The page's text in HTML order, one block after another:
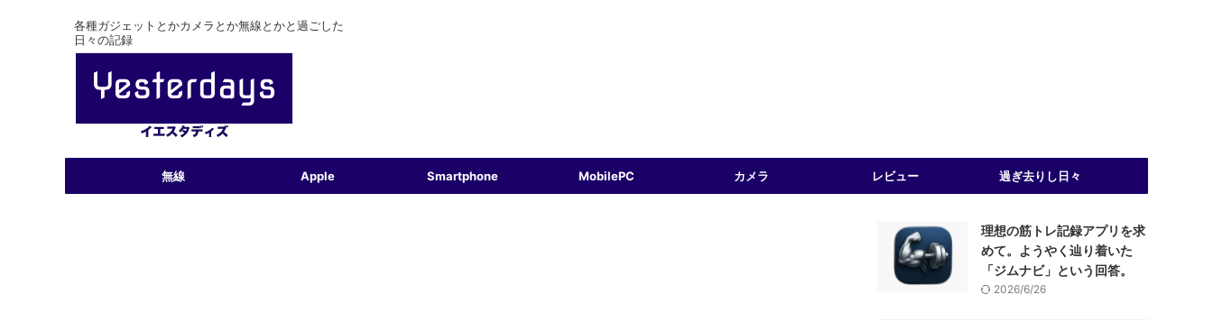
各種ガジェットとかカメラとか無線とかと過ごした
日々の記録
無線 Apple Smartphone MobilePC カメラ レビュー 過ぎ去りし日々
理想の筋トレ記録アプリを求
めて。ようやく辿り着いた
「ジムナビ」という回答。
2026/6/26